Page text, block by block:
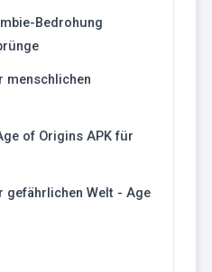
Bedrohung
menschlichen
of Origins APK für
gefährlichen Welt - Age